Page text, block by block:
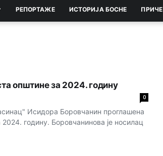
РEПОРТАЖE ИСТОРИЈА БОСНЕ ПРИЧЕ
општине за 2024. годину
0
Исидора Боровчанин проглашена
годину. Боровчанинова је носилац